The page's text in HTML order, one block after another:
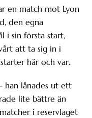
en match mot Lyon
den egna
i sin första start,
att ta sig in i
här och var.
han lånades ut ett
lite bättre än
i reservlaget